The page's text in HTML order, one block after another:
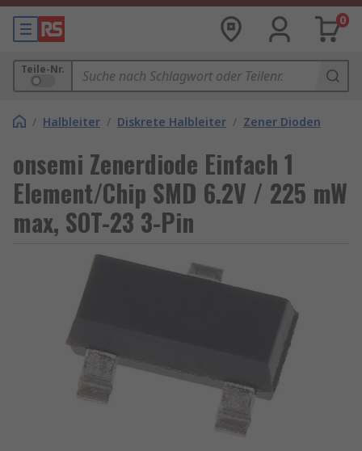
0
Teile-Nr.
/ Halbleiter / Diskrete Halbleiter / Zener Dioden
onsemi Zenerdiode Einfach 1
Element/Chip SMD 6.2V / 225 mW
max, SOT-23 3-Pin